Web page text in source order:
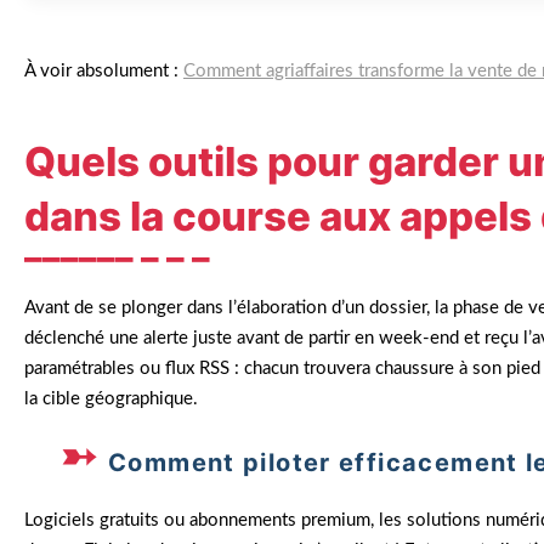
À voir absolument : Comment agriaffaires transforme la vente
Quels outils pour garder
dans la course aux appels
Avant de se plonger dans l’élaboration d’un dossier, la phase de
déclenché une alerte juste avant de partir en week-end et reçu
paramétrables ou flux RSS : chacun trouvera chaussure à son
la cible géographique.
Comment piloter efficacement
Logiciels gratuits ou abonnements premium, les solutions